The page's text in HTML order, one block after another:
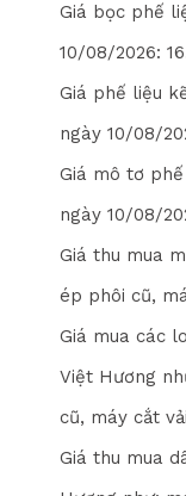
Giá bọc phế
10/08/2026: 16
Giá phế liệu
ngày 10/08/
Giá mô tơ
ngày 10/08/
Giá thu mua
ép phôi cũ,
Giá mua các
Việt Hương
cũ, máy cắt
Giá thu mua